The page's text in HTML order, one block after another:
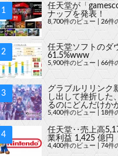
任天堂が「
ナップを発表！
8,700件のビュー 26件
任天堂ソフトのダ
61.5%www
5,900件のビュー 66件
グラブルリリンク
し出して挫折した
るのにどんだけか
5,400件のビュー 18件
任天堂‥売上高
業利益 1,425 億円
4,400件のビュー 74件